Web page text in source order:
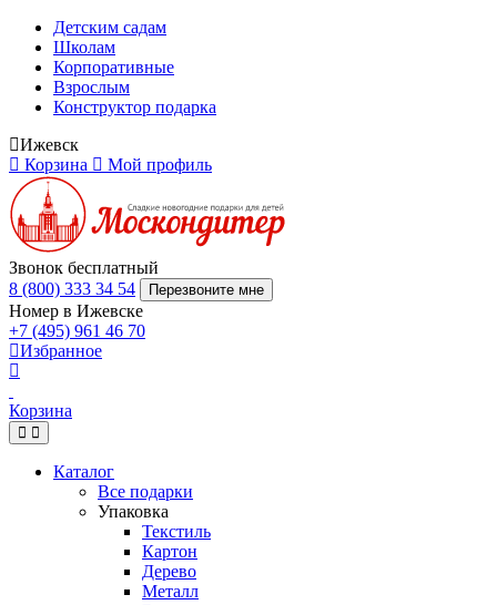
Детским садам
Школам
Корпоративные
Взрослым
Конструктор подарка
Ижевск
Корзина
Мой профиль
Звонок бесплатный
8 (800) 333 34 54
Перезвоните мне
Номер в Ижевске
+7 (495) 961 46 70
Избранное
Корзина
Каталог
Все подарки
Упаковка
Текстиль
Картон
Дерево
Металл